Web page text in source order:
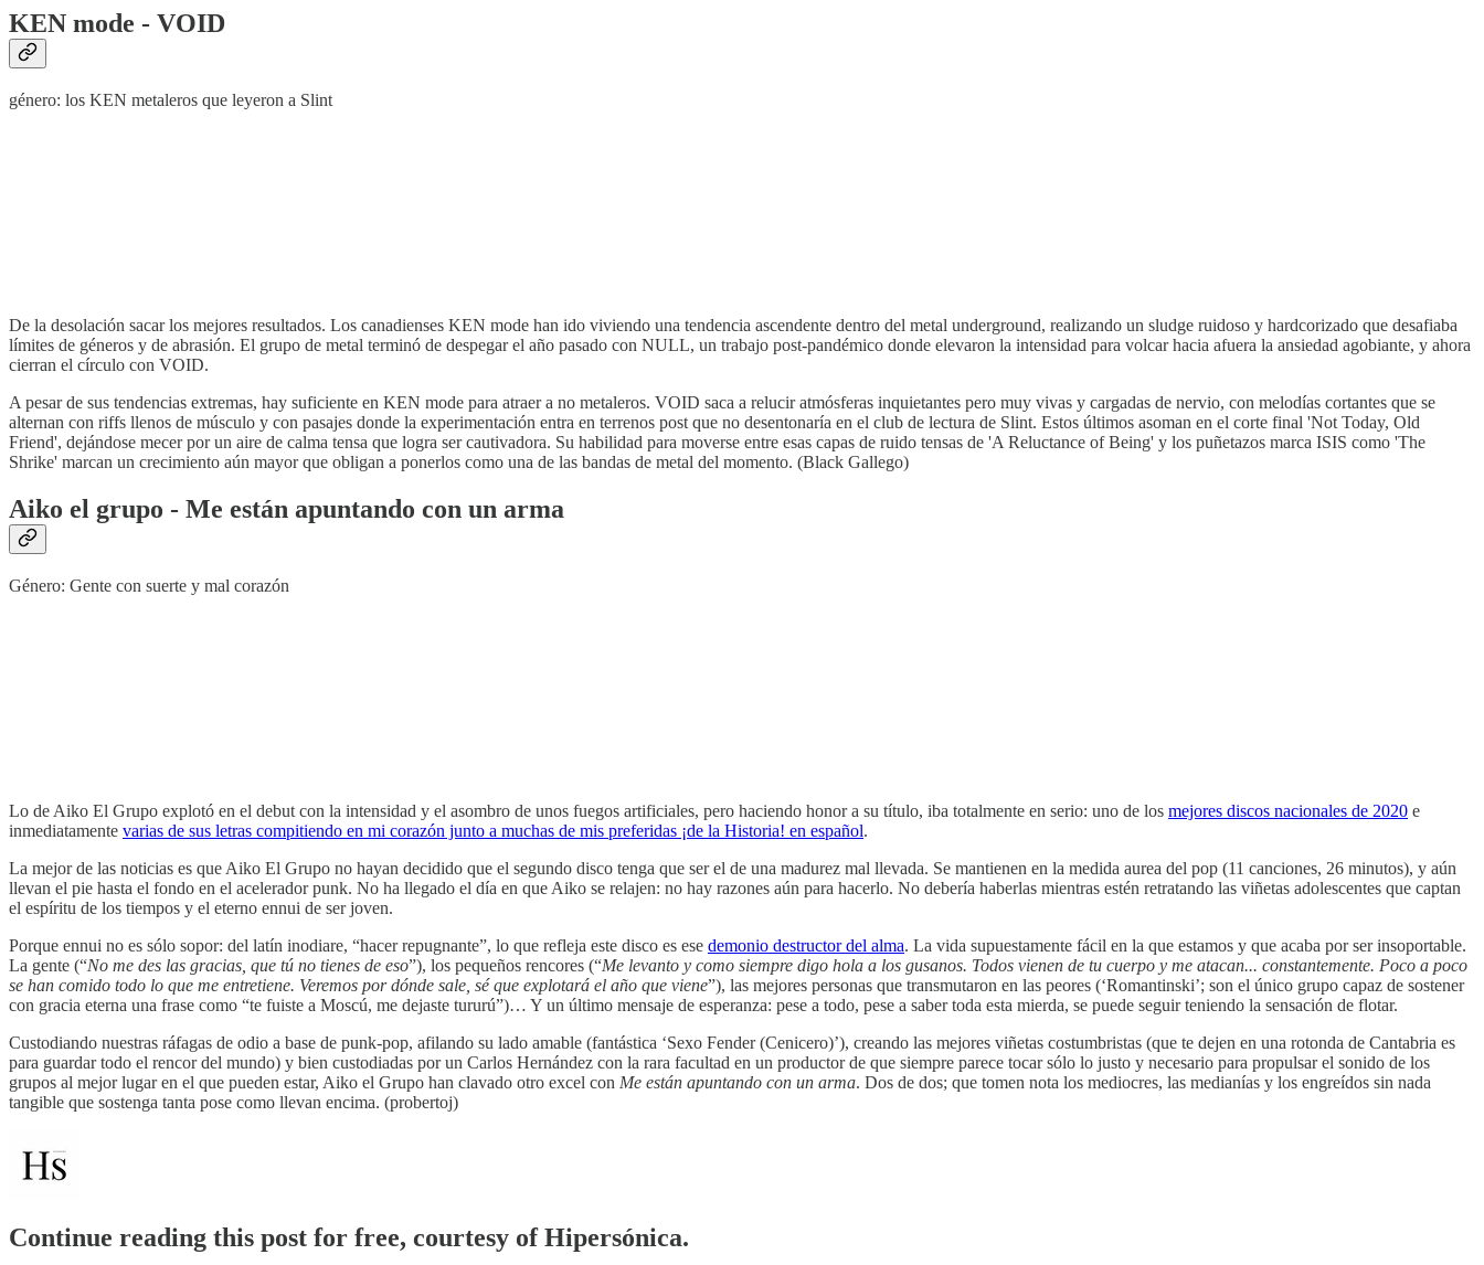
KEN mode - VOID
género: los KEN metaleros que leyeron a Slint
De la desolación sacar los mejores resultados. Los canadienses KEN mode han ido viviendo una tendencia ascendente dentro del metal underground, realizando un sludge ruidoso y hardcorizado que desafiaba
límites de géneros y de abrasión. El grupo de metal terminó de despegar el año pasado con NULL, un trabajo post-pandémico donde elevaron la intensidad para volcar hacia afuera la ansiedad agobiante, y ahora
cierran el círculo con VOID.
A pesar de sus tendencias extremas, hay suficiente en KEN mode para atraer a no metaleros. VOID saca a relucir atmósferas inquietantes pero muy vivas y cargadas de nervio, con melodías cortantes que se
alternan con riffs llenos de músculo y con pasajes donde la experimentación entra en terrenos post que no desentonaría en el club de lectura de Slint. Estos últimos asoman en el corte final 'Not Today, Old
Friend', dejándose mecer por un aire de calma tensa que logra ser cautivadora. Su habilidad para moverse entre esas capas de ruido tensas de 'A Reluctance of Being' y los puñetazos marca ISIS como 'The
Shrike' marcan un crecimiento aún mayor que obligan a ponerlos como una de las bandas de metal del momento. (Black Gallego)
Aiko el grupo - Me están apuntando con un arma
Género: Gente con suerte y mal corazón
Lo de Aiko El Grupo explotó en el debut con la intensidad y el asombro de unos fuegos artificiales, pero haciendo honor a su título, iba totalmente en serio: uno de los mejores discos nacionales de 2020 e
inmediatamente varias de sus letras compitiendo en mi corazón junto a muchas de mis preferidas ¡de la Historia! en español.
La mejor de las noticias es que Aiko El Grupo no hayan decidido que el segundo disco tenga que ser el de una madurez mal llevada. Se mantienen en la medida aurea del pop (11 canciones, 26 minutos), y aún
llevan el pie hasta el fondo en el acelerador punk. No ha llegado el día en que Aiko se relajen: no hay razones aún para hacerlo. No debería haberlas mientras estén retratando las viñetas adolescentes que captan
el espíritu de los tiempos y el eterno ennui de ser joven.
Porque ennui no es sólo sopor: del latín inodiare, “hacer repugnante”, lo que refleja este disco es ese demonio destructor del alma. La vida supuestamente fácil en la que estamos y que acaba por ser insoportable.
La gente (“No me des las gracias, que tú no tienes de eso”), los pequeños rencores (“Me levanto y como siempre digo hola a los gusanos. Todos vienen de tu cuerpo y me atacan... constantemente. Poco a poco
se han comido todo lo que me entretiene. Veremos por dónde sale, sé que explotará el año que viene”), las mejores personas que transmutaron en las peores (‘Romantinski’; son el único grupo capaz de sostener
con gracia eterna una frase como “te fuiste a Moscú, me dejaste tururú”)… Y un último mensaje de esperanza: pese a todo, pese a saber toda esta mierda, se puede seguir teniendo la sensación de flotar.
Custodiando nuestras ráfagas de odio a base de punk-pop, afilando su lado amable (fantástica ‘Sexo Fender (Cenicero)’), creando las mejores viñetas costumbristas (que te dejen en una rotonda de Cantabria es
para guardar todo el rencor del mundo) y bien custodiadas por un Carlos Hernández con la rara facultad en un productor de que siempre parece tocar sólo lo justo y necesario para propulsar el sonido de los
grupos al mejor lugar en el que pueden estar, Aiko el Grupo han clavado otro excel con Me están apuntando con un arma. Dos de dos; que tomen nota los mediocres, las medianías y los engreídos sin nada
tangible que sostenga tanta pose como llevan encima. (probertoj)
Continue reading this post for free, courtesy of Hipersónica.